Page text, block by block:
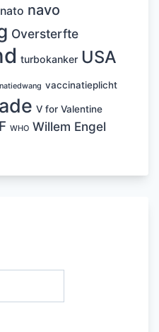
nato navo
Oversterfte
turbokanker USA
vaccinatieplicht
V for Valentine
WHO Willem Engel